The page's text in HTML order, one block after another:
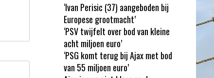
‘Ivan Perisic (37) aangeboden bij
Europese grootmacht’
‘PSV twijfelt over bod van kleine
acht miljoen euro’
‘PSG komt terug bij Ajax met bod
van 55 miljoen euro’